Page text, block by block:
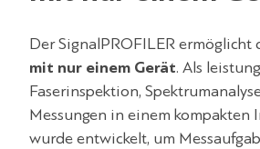
Der SignalPROFILER
mit nur einem Gerät. Als
Faserinspektion,
Messungen in einem kompakten
wurde entwickelt, um